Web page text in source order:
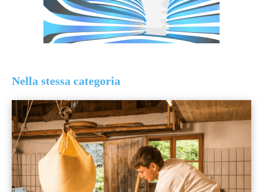
Nella stessa categoria